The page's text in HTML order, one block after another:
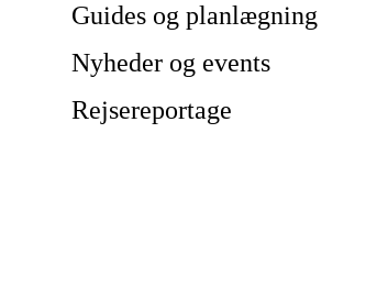
Guides og planlægning
Nyheder og events
Rejsereportage